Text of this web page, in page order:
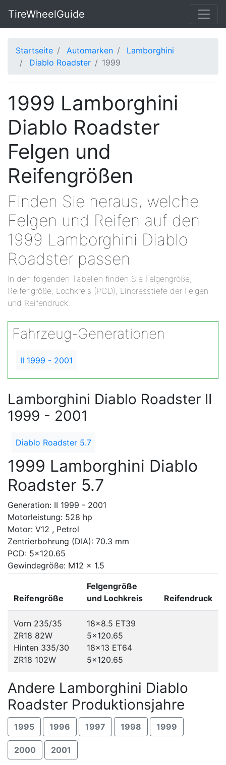
TireWheelGuide
Startseite Automarken
Lamborghini
Diablo Roadster
1999
1999 Lamborghini
Diablo Roadster
Felgen und
Reifengrößen
Finden Sie heraus, welche
Felgen und Reifen auf den
1999 Lamborghini Diablo
Roadster passen
In den folgenden Tabellen finden Sie Felgengröße,
Reifengröße, Lochkreis (PCD), Einpresstiefe der Felgen
und Reifendruck.
Fahrzeug-Generationen
II 1999 - 2001
Lamborghini Diablo Roadster II
1999 - 2001
Diablo Roadster 5.7
1999 Lamborghini Diablo
Roadster 5.7
Generation: II 1999 - 2001
Motorleistung: 528 hp
Motor: V12 , Petrol
Zentrierbohrung (DIA): 70.3 mm
PCD: 5x120.65
Gewindegröße: M12 x 1.5
Reifengröße
Felgengröße
und Lochkreis
Reifendruck
Vorn 235/35
ZR18 82W
Hinten 335/30
ZR18 102W
18x8.5 ET39
5x120.65
18x13 ET64
5x120.65
Andere Lamborghini Diablo
Roadster Produktionsjahre
1995 1996 1997 1998 1999
2000 2001